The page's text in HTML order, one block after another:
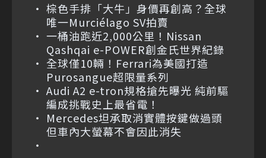
棕色手排「大牛」身價再創高？全球
唯一Murciélago SV拍賣
一桶油跑近2,000公里！Nissan
Qashqai e-POWER創金氏世界紀錄
全球僅10輛！Ferrari為美國打造
Purosangue超限量系列
Audi A2 e-tron規格搶先曝光 純前驅
編成挑戰史上最省電！
Mercedes坦承取消實體按鍵做過頭
但車內大螢幕不會因此消失